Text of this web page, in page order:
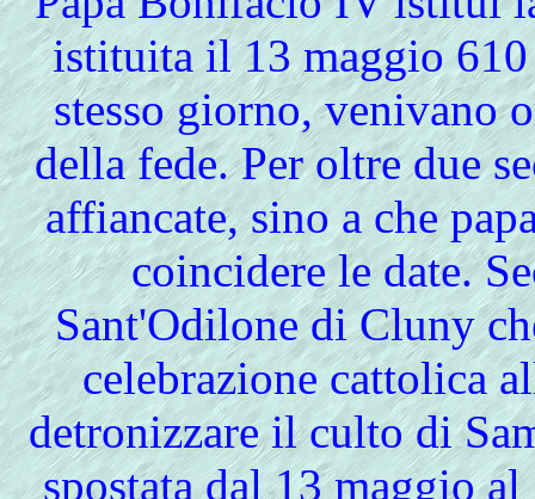
istituita il 13 maggio
stesso giorno, venivano
della fede. Per oltre due
affiancate, sino a che
coincidere le date.
Sant'Odilone di Cluny
celebrazione cattolica
detronizzare il culto di
spostata dal 13 maggio